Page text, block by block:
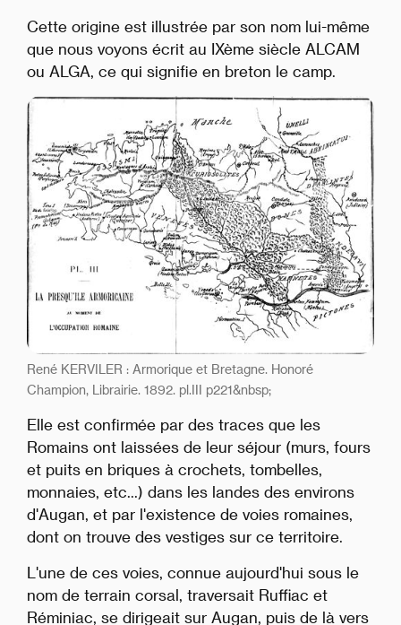
Cette origine est illustrée par son nom lui-même
que nous voyons écrit au IXème siècle ALCAM
ou ALGA, ce qui signifie en breton le camp.
René KERVILER : Armorique et Bretagne. Honoré
Champion, Librairie. 1892. pl.III p221&nbsp;
Elle est confirmée par des traces que les
Romains ont laissées de leur séjour (murs, fours
et puits en briques à crochets, tombelles,
monnaies, etc...) dans les landes des environs
d'Augan, et par l'existence de voies romaines,
dont on trouve des vestiges sur ce territoire.
L'une de ces voies, connue aujourd'hui sous le
nom de terrain corsal, traversait Ruffiac et
Réminiac, se dirigeait sur Augan, puis de là vers